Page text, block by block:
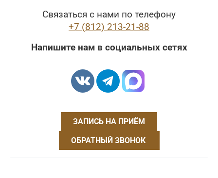
Связаться с нами по телефону
+7 (812) 213-21-88
Напишите нам в социальных сетях
ЗАПИСЬ НА ПРИЁМ
ОБРАТНЫЙ ЗВОНОК